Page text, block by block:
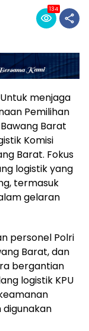
134
menjaga
Pemilihan
Barat
Komisi
Barat. Fokus
logistik yang
termasuk
gelaran
personel Polri
Barat, dan
bergantian
logistik KPU